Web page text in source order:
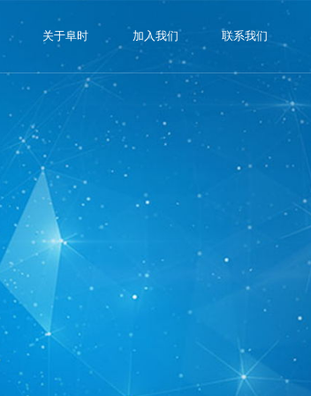
关于阜时 加入我们 联系我们